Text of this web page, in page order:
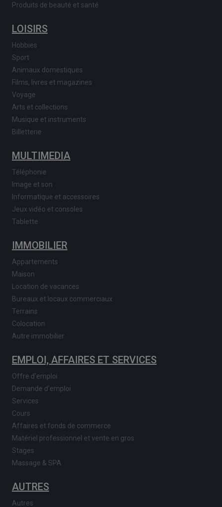
Produits de beauté et santé
LOISIRS
Hobbies
Sport
Animaux domestiques
Films, livres et magazines
Voyage
Arts et collections
Musique et instruments
Billetterie
MULTIMEDIA
Téléphonie
Image et son
Informatique et accessoires
Jeux vidéo et consoles
Tablette
IMMOBILIER
Appartements
Maison
Location de vacances
Bureaux et locaux commerciaux
Terrains
Colocation
Autre immobilier
EMPLOI, AFFAIRES ET SERVICES
Offre d'emploi
Demande d'emploi
Services
Cours
Affaires et fonds de commerce
Matériel professionnel et vente en gros
Stages
Massage & SPA
AUTRES
Autres